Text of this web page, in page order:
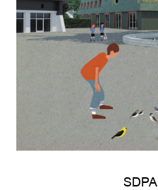
SDPA